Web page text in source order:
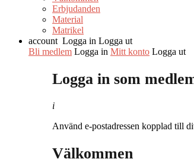
Erbjudanden
Material
Matrikel
account Logga in Logga ut
Bli medlem Logga in Mitt konto Logga ut
Logga in som
i
Använd e-postadressen kopplad till
Välkommen